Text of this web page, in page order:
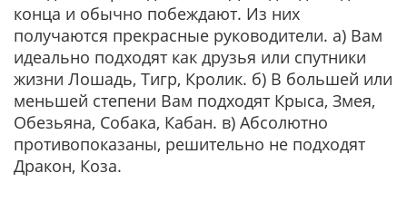
конца и обычно побеждают. Из них
получаются прекрасные руководители. а) Вам
идеально подходят как друзья или спутники
жизни Лошадь, Тигр, Кролик. б) В большей или
меньшей степени Вам подходят Крыса, Змея,
Обезьяна, Собака, Кабан. в) Абсолютно
противопоказаны, решительно не подходят
Дракон, Коза.